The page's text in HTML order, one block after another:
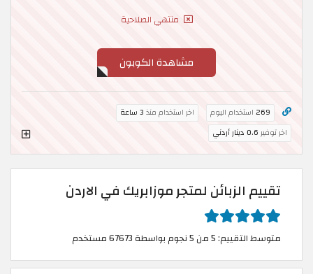
منتهي الصلاحية
مشاهدة الكوبون
269 استخدام اليوم اخر استخدام منذ 3 ساعة
اخر توفير 0.6 دينار أردني
تقييم الزبائن لمتجر موزابريك في الاردن
متوسط التقييم: 5 من 5 نجوم بواسطة 67673 مستخدم